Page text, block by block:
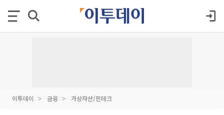
이투데이 금융 가상자산/핀테크